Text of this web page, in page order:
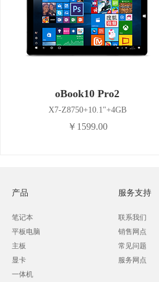
oBook10 Pro2
X7-Z8750+10.1"+4GB
￥1599.00
产品
笔记本
平板电脑
主板
显卡
一体机
服务支持
联系我们
销售网点
常见问题
服务网点